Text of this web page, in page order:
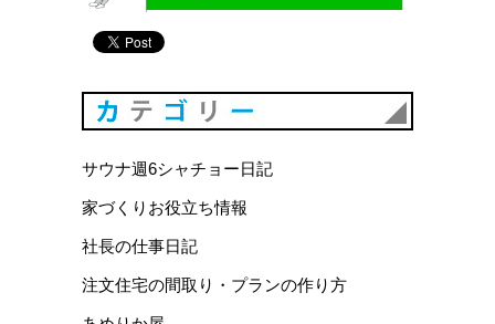
サウナ週6シャチョー日記
家づくりお役立ち情報
社長の仕事日記
注文住宅の間取り・プランの作り方